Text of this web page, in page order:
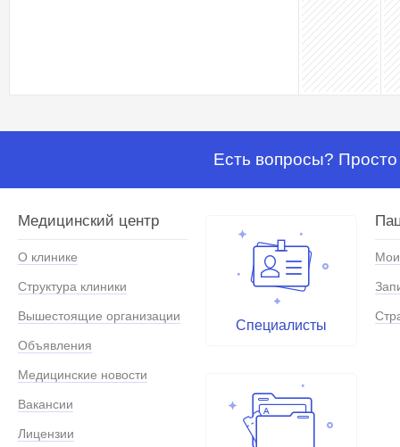
Есть вопросы?
Медицинский центр
О клинике
Структура клиники
Вышестоящие организации
Объявления
Медицинские новости
Вакансии
Лицензии
Специалисты